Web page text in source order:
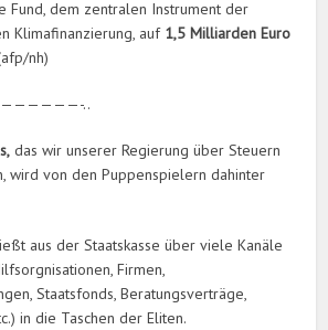
Fund, dem zentralen Instrument der
Klimafinanzierung, auf 1,5 Milliarden Euro
nh)
..
das wir unserer Regierung über Steuern
wird von den Puppenspielern dahinter
aus der Staatskasse über viele Kanäle
Firmen,
Staatsfonds, Beratungsverträge,
in die Taschen der Eliten.